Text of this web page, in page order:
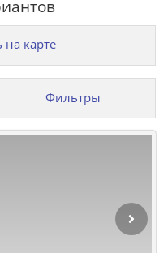
на карте
Фильтры